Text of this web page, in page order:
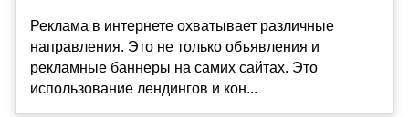
Реклама в интернете охватывает различные
направления. Это не только объявления и
рекламные баннеры на самих сайтах. Это
использование лендингов и кон...